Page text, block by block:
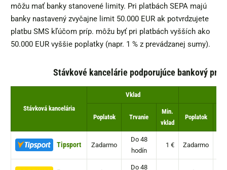
môžu mať banky stanovené limity. Pri platbách SEPA majú
banky nastavený zvyčajne limit 50.000 EUR ak potvrdzujete
platbu SMS kľúčom príp. môžu byť pri platbách vyšších ako
50.000 EUR vyššie poplatky (napr. 1 % z prevádzanej sumy).
Stávkové kancelárie podporujúce bankový
Stávková kancelária
Vklad
Poplatok Trvanie
Min.
vklad
Poplatok
Tipsport Zadarmo
Do 48
hodín
1 € Zadarmo
Do 48